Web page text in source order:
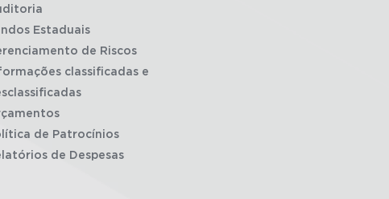
Estaduais
de Riscos
classificadas e
de Patrocínios
de Despesas